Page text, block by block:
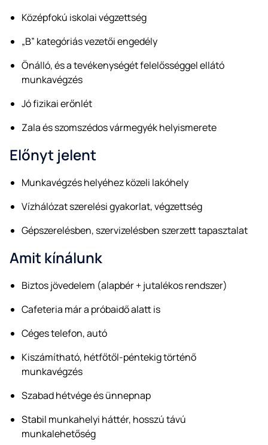
Középfokú iskolai végzettség
„B” kategóriás vezetői engedély
Önálló, és a tevékenységét felelősséggel ellátó
munkavégzés
Jó fizikai erőnlét
Zala és szomszédos vármegyék helyismerete
Előnyt jelent
Munkavégzés helyéhez közeli lakóhely
Vízhálózat szerelési gyakorlat, végzettség
Gépszerelésben, szervizelésben szerzett tapasztalat
Amit kínálunk
Biztos jövedelem (alapbér + jutalékos rendszer)
Cafeteria már a próbaidő alatt is
Céges telefon, autó
Kiszámítható, hétfőtől-péntekig történő
munkavégzés
Szabad hétvége és ünnepnap
Stabil munkahelyi háttér, hosszú távú
munkalehetőség